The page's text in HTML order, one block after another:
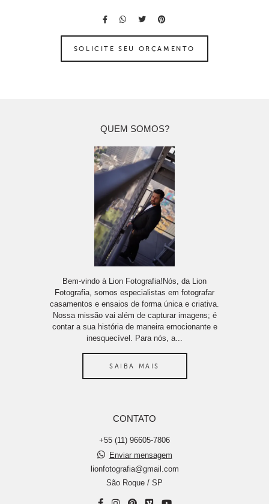
SOLICITE SEU ORÇAMENTO
QUEM SOMOS?
Bem-vindo à Lion Fotografia!Nós, da Lion
Fotografia, somos especialistas em fotografar
casamentos e ensaios de forma única e criativa.
Nossa missão vai além de capturar imagens; é
contar a sua história de maneira emocionante e
inesquecível. Para nós, a...
SAIBA MAIS
CONTATO
+55 (11) 96605-7806
Enviar mensagem
lionfotografia@gmail.com
São Roque / SP